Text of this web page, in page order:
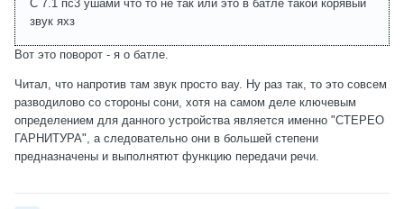
С 7.1 пс3 ушами что то не так или это в батле такой корявый
звук яхз
Вот это поворот - я о батле.
Читал, что напротив там звук просто вау. Ну раз так, то это совсем
разводилово со стороны сони, хотя на самом деле ключевым
определением для данного устройства является именно "СТЕРЕО
ГАРНИТУРА", а следовательно они в большей степени
предназначены и выполнятют функцию передачи речи.